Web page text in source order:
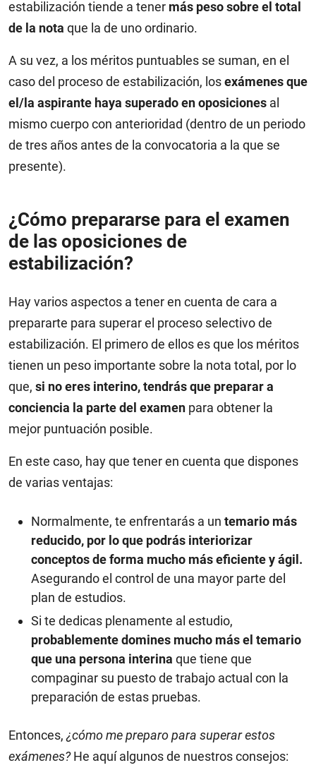
estabilización tiende a tener más peso sobre el total
de la nota que la de uno ordinario.
A su vez, a los méritos puntuables se suman, en el
caso del proceso de estabilización, losexámenes que
el/la aspirante haya superado en oposiciones al
mismo cuerpo con anterioridad (dentro de un periodo
de tres años antes de la convocatoria a la que se
presente).
¿Cómo prepararse para el examen
de las oposiciones de
estabilización?
Hay varios aspectos a tener en cuenta de cara a
prepararte para superar el proceso selectivo de
estabilización. El primero de ellos es que los méritos
tienen un peso importante sobre la nota total, por lo
que, si no eres interino, tendrás que preparar a
conciencia la parte del examen para obtener la
mejor puntuación posible.
En este caso, hay que tener en cuenta que dispones
de varias ventajas:
Normalmente, te enfrentarás a un temario más
reducido, por lo que podrás interiorizar
conceptos de forma mucho más eficiente y ágil.
Asegurando el control de una mayor parte del
plan de estudios.
Si te dedicas plenamente al estudio,
probablemente domines mucho más el temario
que una persona interina que tiene que
compaginar su puesto de trabajo actual con la
preparación de estas pruebas.
Entonces, ¿cómo me preparo para superar estos
exámenes?He aquí algunos de nuestros consejos: